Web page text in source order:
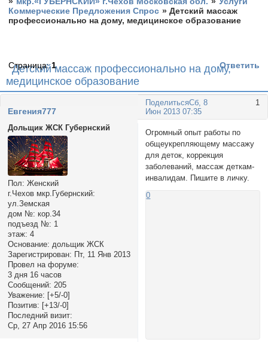
Коммерческие Предложения Спрос »Детский массаж
профессионально на дому, медицинское образование
Детский массаж профессионально на дому,
медицинское образование
Страница:1 Ответить
Поделиться 1
Сб, 8
Июн 2013 07:35
Евгения777
Дольщик ЖСК Губернский
Пол: Женский
г.Чехов мкр.Губернский:
ул.Земская
дом №: кор.34
подъезд №: 1
этаж: 4
Основание: дольщик ЖСК
Зарегистрирован: Пт, 11 Янв 2013
Провел на форуме:
3 дня 16 часов
Сообщений: 205
Уважение: [+5/-0]
Позитив: [+13/-0]
Последний визит:
Ср, 27 Апр 2016 15:56
Огромный опыт работы по
общеукрепляющему массажу
для деток, коррекция
заболеваний, массаж деткам-
инвалидам. Пишите в личку.
0